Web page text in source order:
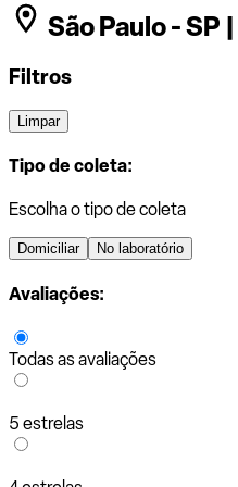
São Paulo - SP |
Filtros
Limpar
Tipo de coleta:
Escolha o tipo de coleta
Domiciliar No laboratório
Avaliações:
Todas as avaliações
5 estrelas